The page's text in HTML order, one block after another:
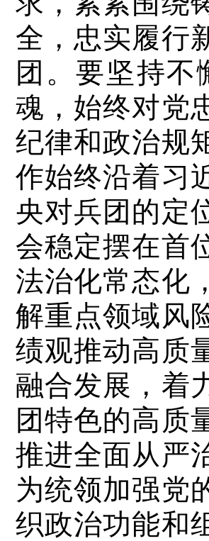
全，忠实履行
团。要坚持
魂，始终对党
纪律和政治规
作始终沿着习
央对兵团的定
会稳定摆在首
法治化常态化
解重点领域风
绩观推动高质
融合发展，着
团特色的高质
推进全面从严
为统领加强党
织政治功能和